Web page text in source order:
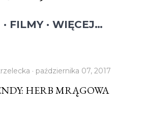
FILMY WIĘCEJ…
października 07, 2017
HERB MRĄGOWA